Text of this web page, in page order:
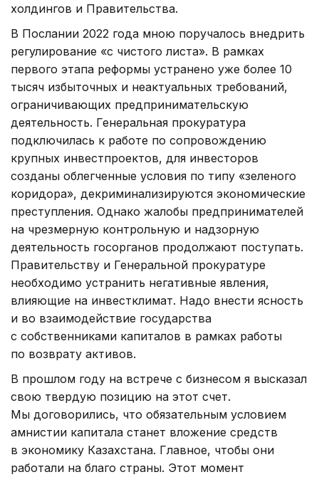
холдингов и Правительства.
В Послании 2022 года мною поручалось внедрить
регулирование «с чистого листа». В рамках
первого этапа реформы устранено уже более 10
тысяч избыточных и неактуальных требований,
ограничивающих предпринимательскую
деятельность. Генеральная прокуратура
подключилась к работе по сопровождению
крупных инвестпроектов, для инвесторов
созданы облегченные условия по типу «зеленого
коридора», декриминализируются экономические
преступления. Однако жалобы предпринимателей
на чрезмерную контрольную и надзорную
деятельность госорганов продолжают поступать.
Правительству и Генеральной прокуратуре
необходимо устранить негативные явления,
влияющие на инвестклимат. Надо внести ясность
и во взаимодействие государства
с собственниками капиталов в рамках работы
по возврату активов.
В прошлом году на встрече с бизнесом я высказал
свою твердую позицию на этот счет.
Мы договорились, что обязательным условием
амнистии капитала станет вложение средств
в экономику Казахстана. Главное, чтобы они
работали на благо страны. Этот момент